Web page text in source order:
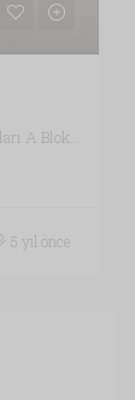
5 yıl önce